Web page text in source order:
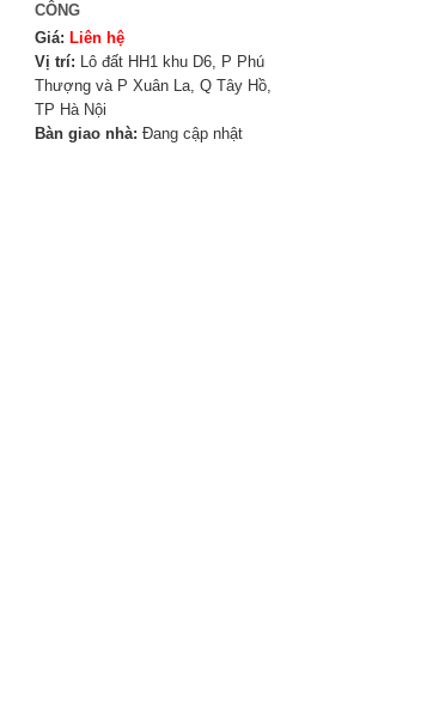
CÔNG
Giá: Liên hệ
Vị trí: Lô đất HH1 khu D6, P Phú
Thượng và P Xuân La, Q Tây Hồ,
TP Hà Nội
Bàn giao nhà: Đang cập nhật